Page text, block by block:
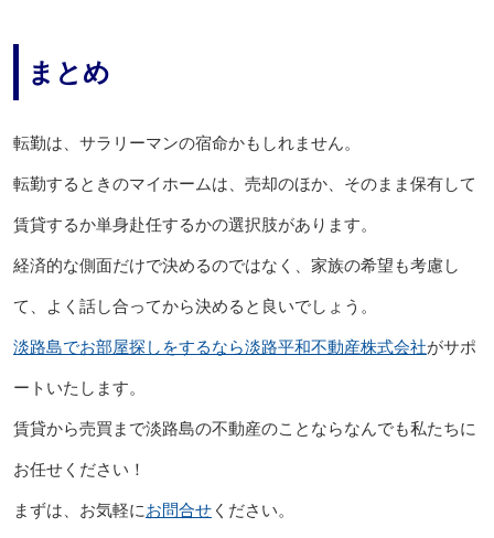
まとめ
転勤は、サラリーマンの宿命かもしれません。
転勤するときのマイホームは、売却のほか、そのまま保有して
賃貸するか単身赴任するかの選択肢があります。
経済的な側面だけで決めるのではなく、家族の希望も考慮し
て、よく話し合ってから決めると良いでしょう。
淡路島でお部屋探しをするなら淡路平和不動産株式会社がサポ
ートいたします。
賃貸から売買まで淡路島の不動産のことならなんでも私たちに
お任せください！
まずは、お気軽にお問合せください。